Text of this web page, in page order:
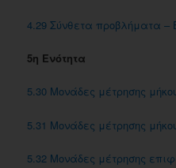
4.29 Σύνθετα προβλήματα –
5η Ενότητα
5.30 Mονάδες μέτρησης
5.31 Μονάδες μέτρησης
5.32 Μονάδες μέτρησης